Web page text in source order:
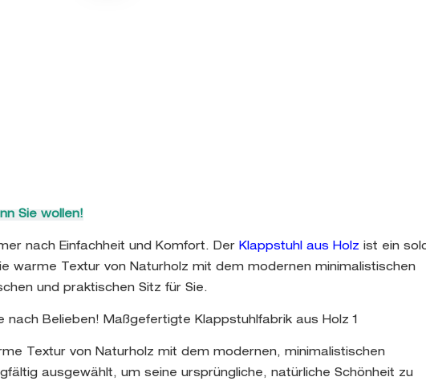
Sie wollen!
nach Einfachheit und Komfort. Der Klappstuhl aus Holz ist ein
warme Textur von Naturholz mit dem modernen minimalistischen
und praktischen Sitz für Sie.
Textur von Naturholz mit dem modernen, minimalistischen
ausgewählt, um seine ursprüngliche, natürliche Schönheit zu